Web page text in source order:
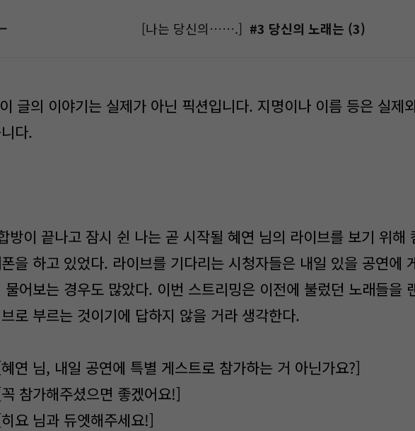
[나는 당신의…….] #3 당신의 노래는 (3)
글의 이야기는 실제가 아닌 픽션입니다. 지명이나 이름 등은 실제
다.
방이 끝나고 잠시 쉰 나는 곧 시작될 혜연 님의 라이브를 보기 위해
을 하고 있었다. 라이브를 기다리는 시청자들은 내일 있을 공연에
물어보는 경우도 많았다. 이번 스트리밍은 이전에 불렀던 노래들을
로 부르는 것이기에 답하지 않을 거라 생각한다.
연 님, 내일 공연에 특별 게스트로 참가하는 거 아닌가요?]
참가해주셨으면 좋겠어요!]
요 님과 듀엣해주세요!]